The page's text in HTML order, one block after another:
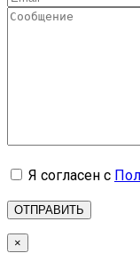
Я согласен с
×